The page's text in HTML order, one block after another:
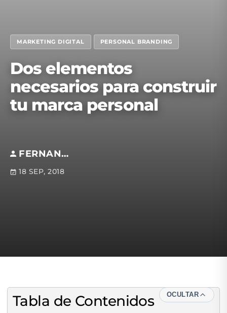
MARKETING DIGITAL PERSONAL BRANDING
Dos elementos
necesarios para construir
tu marca personal
FERNANDO PALACIOS
18 SEP, 2018
Tabla de Contenidos OCULTAR